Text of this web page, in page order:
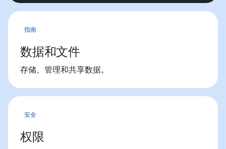
指南
数据和文件
存储、管理和共享数据。
安全
权限